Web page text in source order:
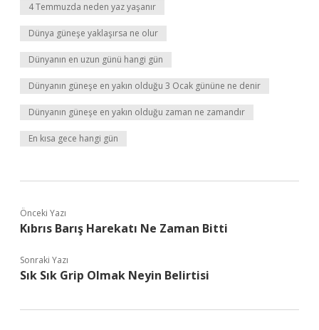
4 Temmuzda neden yaz yaşanır
Dünya güneşe yaklaşırsa ne olur
Dünyanın en uzun günü hangi gün
Dünyanın güneşe en yakın olduğu 3 Ocak gününe ne denir
Dünyanın güneşe en yakın olduğu zaman ne zamandır
En kısa gece hangi gün
Önceki Yazı
Kıbrıs Barış Harekatı Ne Zaman Bitti
Sonraki Yazı
Sık Sık Grip Olmak Neyin Belirtisi